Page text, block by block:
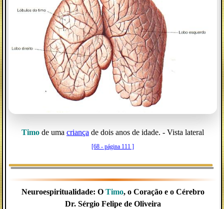
Timo de uma criança de dois anos de idade. - Vista lateral
[68 - página 111 ]
Neuroespiritualidade: O Timo, o Coração e o Cérebro
Dr. Sérgio Felipe de Oliveira